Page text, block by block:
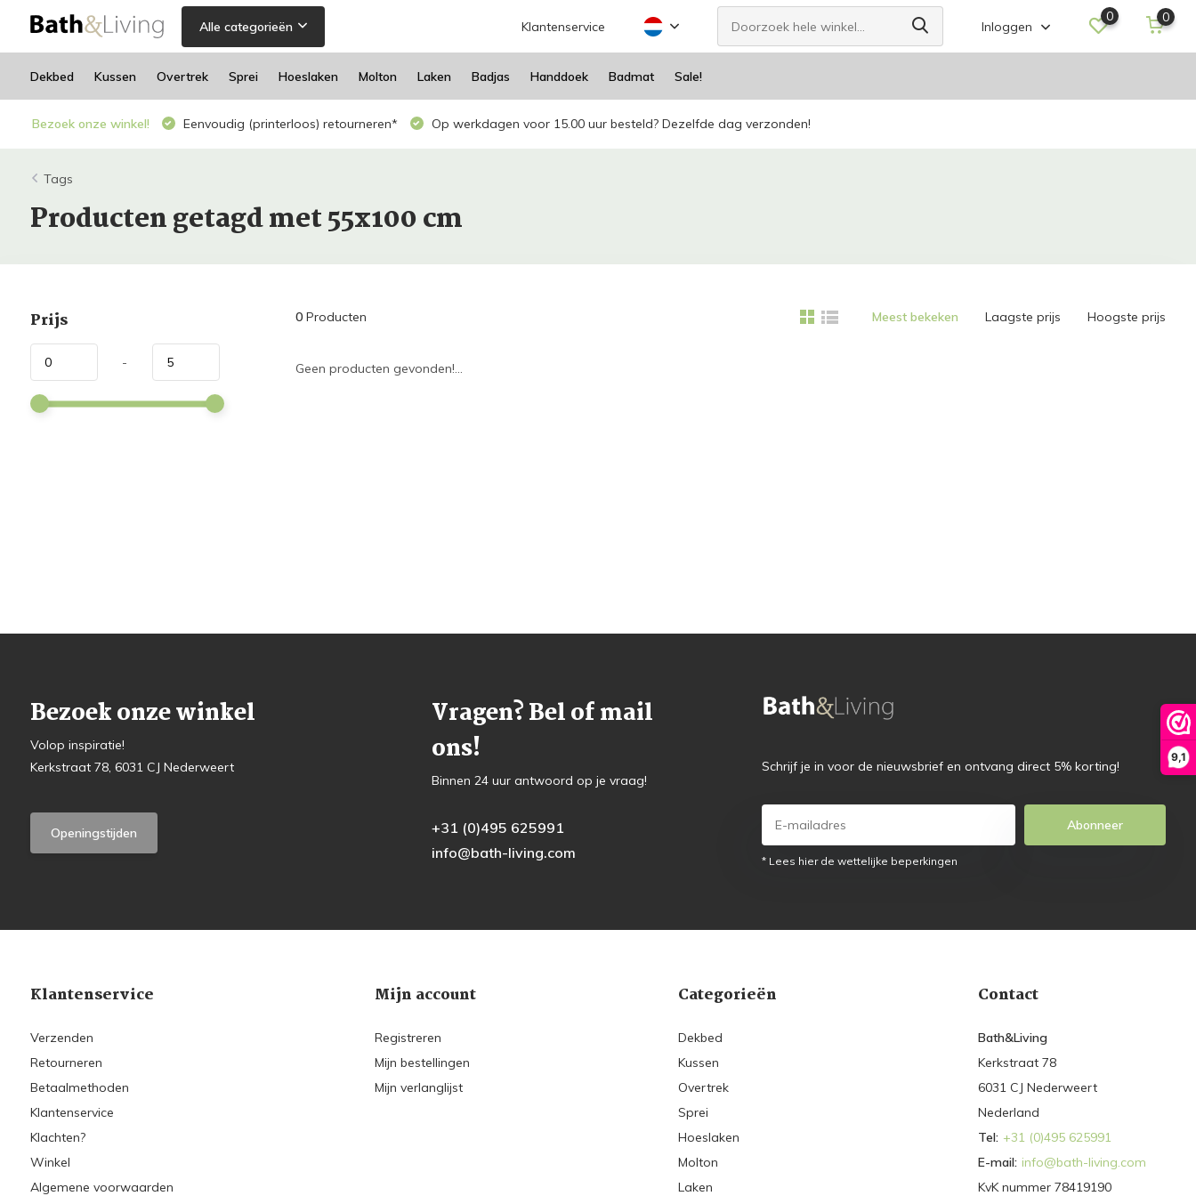
9,1
Alle categorieën Klantenservice Inloggen
0 0
Dekbed Kussen Overtrek Sprei Hoeslaken Molton Laken Badjas Handdoek Badmat Sale!
Bezoek onze winkel! Eenvoudig (printerloos) retourneren* Op werkdagen voor 15.00 uur besteld? Dezelfde dag verzonden!
Tags
Producten getagd met 55x100 cm
Prijs
-
0Producten Meest bekeken Laagste prijs Hoogste prijs
Geen producten gevonden!...
Bezoek onze winkel
Volop inspiratie!
Kerkstraat 78, 6031 CJ Nederweert
Openingstijden
Vragen? Bel of mail
ons!
Binnen 24 uur antwoord op je vraag!
+31 (0)495 625991
info@bath-living.com
Schrijf je in voor de nieuwsbrief en ontvang direct 5% korting!
Abonneer
* Lees hier de wettelijke beperkingen
Klantenservice
Verzenden
Retourneren
Betaalmethoden
Klantenservice
Klachten?
Winkel
Algemene voorwaarden
Mijn account
Registreren
Mijn bestellingen
Mijn verlanglijst
Categorieën
Dekbed
Kussen
Overtrek
Sprei
Hoeslaken
Molton
Laken
Contact
Bath&Living
Kerkstraat 78
6031 CJ Nederweert
Nederland
Tel: +31 (0)495 625991
E-mail: info@bath-living.com
KvK nummer 78419190